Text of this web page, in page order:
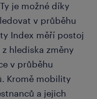
je možné díky
v průběhu
Index měří postoj
hlediska změny
v průběhu
Kromě mobility
a jejich